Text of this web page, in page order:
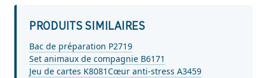
PRODUITS SIMILAIRES
Bac de préparation P2719
Set animaux de compagnie B6171
Jeu de cartes K8081Cœur anti-stress A3459